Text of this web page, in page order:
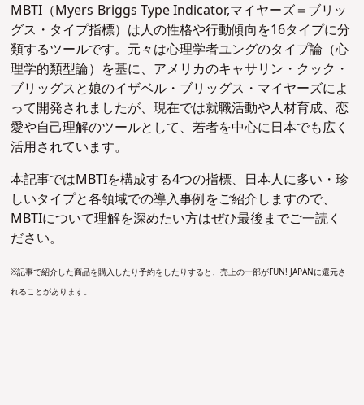
MBTI（Myers-Briggs Type Indicator,マイヤーズ＝ブリッ
グス・タイプ指標）は人の性格や行動傾向を16タイプに分
類するツールです。元々は心理学者ユングのタイプ論（心
理学的類型論）を基に、アメリカのキャサリン・クック・
ブリッグスと娘のイザベル・ブリッグス・マイヤーズによ
って開発されましたが、現在では就職活動や人材育成、恋
愛や自己理解のツールとして、若者を中心に日本でも広く
活用されています。
本記事ではMBTIを構成する4つの指標、日本人に多い・珍
しいタイプと各領域での導入事例をご紹介しますので、
MBTIについて理解を深めたい方はぜひ最後までご一読く
ださい。
※記事で紹介した商品を購入したり予約をしたりすると、売上の一部がFUN! JAPANに還元さ
れることがあります。